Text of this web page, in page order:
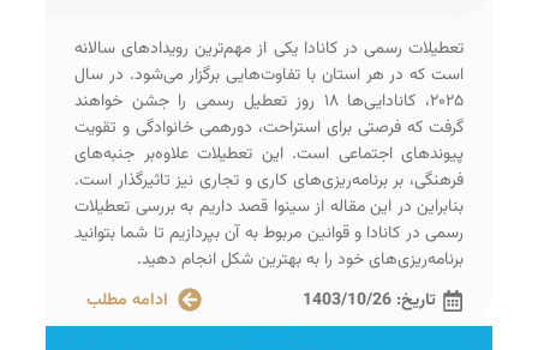
تعطیلات رسمی در کانادا یکی از مهم‌ترین رویدادهای سالانه
است که در هر استان با تفاوت‌هایی برگزار می‌شود. در سال
۲۰۲۵، کانادایی‌ها ۱۸ روز تعطیل رسمی را جشن خواهند
گرفت که فرصتی برای استراحت، دورهمی خانوادگی و تقویت
پیوندهای اجتماعی است. این تعطیلات علاوه‌بر جنبه‌های
فرهنگی، بر برنامه‌ریزی‌های کاری و تجاری نیز تاثیرگذار است.
بنابراین در این مقاله از سینوا قصد داریم به بررسی تعطیلات
رسمی در کانادا و قوانین مربوط به آن بپردازیم تا شما بتوانید
برنامه‌ریزی‌های خود را به بهترین شکل انجام دهید.
تاریخ: 1403/10/26 ادامه مطلب